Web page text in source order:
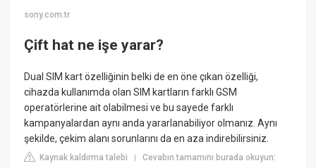
sony.com.tr
Çift hat ne işe yarar?
Dual SIM kart özelliğinin belki de en öne çıkan özelliği,
cihazda kullanımda olan SIM kartların farklı GSM
operatörlerine ait olabilmesi ve bu sayede farklı
kampanyalardan aynı anda yararlanabiliyor olmanız. Aynı
şekilde, çekim alanı sorunlarını da en aza indirebilirsiniz.
Kaynak kaldırma talebi |Cevabın tamamını burada okuyun: